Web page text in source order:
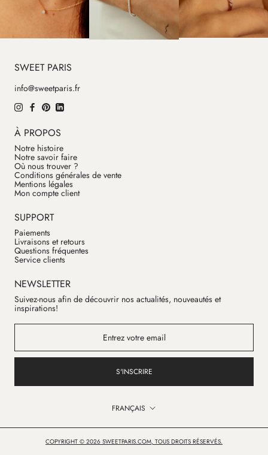
SWEET PARIS
info@sweetparis.fr
À PROPOS
Notre histoire
Notre savoir faire
Où nous trouver ?
Conditions générales de vente
Mentions légales
Mon compte client
SUPPORT
Paiements
Livraisons et retours
Questions fréquentes
Service clients
NEWSLETTER
Suivez-nous afin de découvrir nos actualités, nouveautés et
inspirations!
S'INSCRIRE
Langue
FRANÇAIS
COPYRIGHT © 2026 SWEETPARIS.COM, TOUS DROITS RÉSERVÉS.